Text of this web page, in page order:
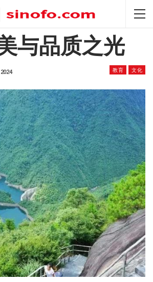
与品质之光
教育 文化